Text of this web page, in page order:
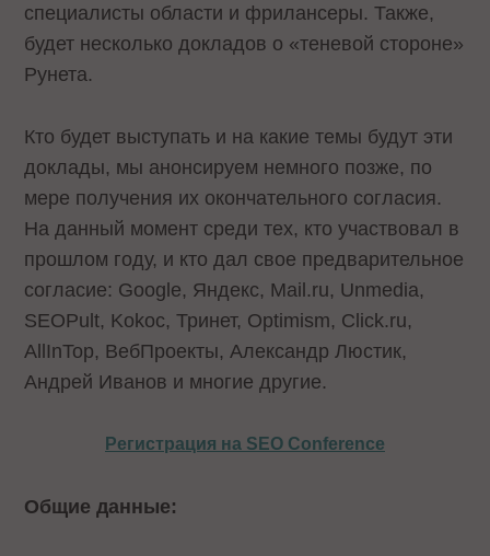
специалисты области и фрилансеры. Также,
будет несколько докладов о «теневой стороне»
Рунета.
Кто будет выступать и на какие темы будут эти
доклады, мы анонсируем немного позже, по
мере получения их окончательного согласия.
На данный момент среди тех, кто участвовал в
прошлом году, и кто дал свое предварительное
согласие: Google, Яндекс, Mail.ru, Unmedia,
SEOPult, Kokoc, Тринет, Optimism, Click.ru,
AllInTop, ВебПроекты, Александр Люстик,
Андрей Иванов и многие другие.
Регистрация на SEO Conference
Общие данные: